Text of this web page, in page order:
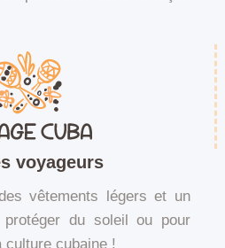
voyageurs
vêtements légers et un
du soleil ou pour
culture cubaine !